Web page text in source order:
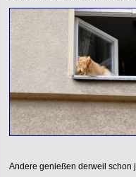
Andere genießen derweil schon